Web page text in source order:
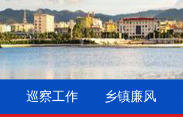
巡察工作 乡镇廉风